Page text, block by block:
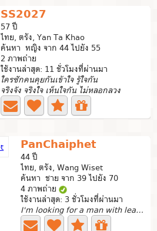
SS2027
57 ปี
ไทย, ตรัง, Yan Ta Khao
ค้นหา หญิง จาก 44 ไปยัง 55
2 ภาพถ่าย
ใช้งานล่าสุด: 11 ชั่วโมงที่ผ่านมา
ใครซักคนคุยกันเข้าใจ รู้ใจกัน
จริงจัง จริงใจ เห็นใจกัน ไม่หลอกลวง
PanChaiphet
44 ปี
ไทย, ตรัง, Wang Wiset
ค้นหา ชาย จาก 39 ไปยัง 70
4 ภาพถ่าย
ใช้งานล่าสุด: 3 ชั่วโมงที่ผ่านมา
I'm looking for a man with leadership qualities. Calm and...